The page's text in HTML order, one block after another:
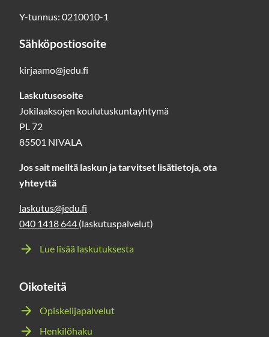
Y-tunnus: 0210010-1
Sähköpostiosoite
kirjaamo@jedu.fi
Laskutusosoite
Jokilaaksojen koulutuskuntayhtymä
PL 72
85501 NIVALA
Jos sait meiltä laskun ja tarvitset lisätietoja, ota
yhteyttä
laskutus@jedu.fi
040 1418 644 (laskutuspalvelut)
Lue lisää laskutuksesta
Oikoteitä
Opiskelijapalvelut
Henkilöhaku